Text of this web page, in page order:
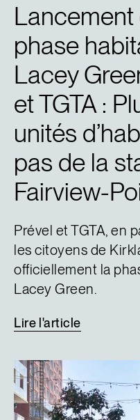
Lancement
phase
Lacey
et TGTA :
unités
pas de la
Fairview-
Prével et TGTA, en
les citoyens de
officiellement la
Lacey Green.
Lire l'article